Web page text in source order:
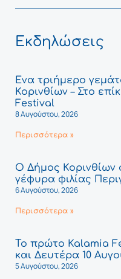
Εκδηλώσεις
Ένα τριήμερο
Κορινθίων – Στο
Festival
8 Αυγούστου, 2026
Περισσότερα »
Ο Δήμος Κορινθίων
γέφυρα φιλίας
6 Αυγούστου, 2026
Περισσότερα »
Το πρώτο Kalamia
και Δευτέρα 10
5 Αυγούστου, 2026